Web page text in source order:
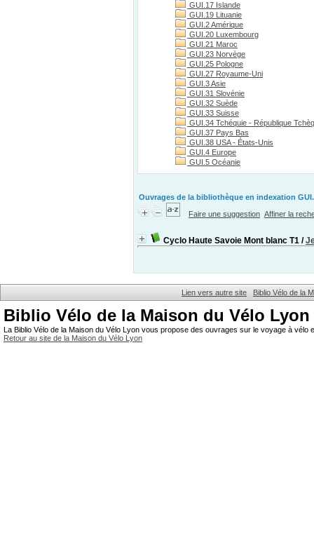
GUI.17 Islande
GUI.19 Lituanie
GUI.2 Amérique
GUI.20 Luxembourg
GUI.21 Maroc
GUI.23 Norvège
GUI.25 Pologne
GUI.27 Royaume-Uni
GUI.3 Asie
GUI.31 Slovénie
GUI.32 Suède
GUI.33 Suisse
GUI.34 Tchéquie - République
GUI.37 Pays Bas
GUI.38 USA - États-Unis
GUI.4 Europe
GUI.5 Océanie
Ouvrages de la bibliothèque en indexation
Faire une suggestion Affiner la
Cyclo Haute Savoie Mont blanc T1 /
Lien vers autre site Biblio Vélo de la
Biblio Vélo de la Maison du Vélo Lyon
La Biblio Vélo de la Maison du Vélo Lyon vous propose des ouvrages sur le voyage à
Retour au site de la Maison du Vélo Lyon